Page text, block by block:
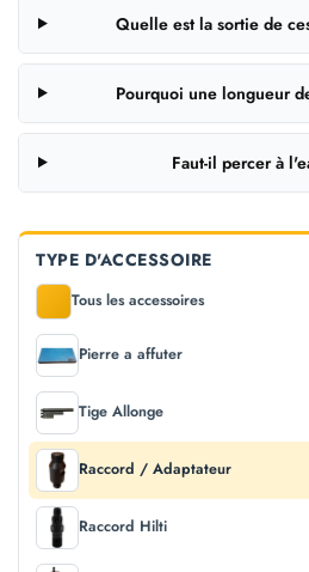
Quelle est la sortie de
Pourquoi une longueur
Faut-il percer à
TYPE D'ACCESSOIRE
Tous les accessoires
Pierre a affuter
Tige Allonge
Raccord / Adaptateur
Raccord Hilti